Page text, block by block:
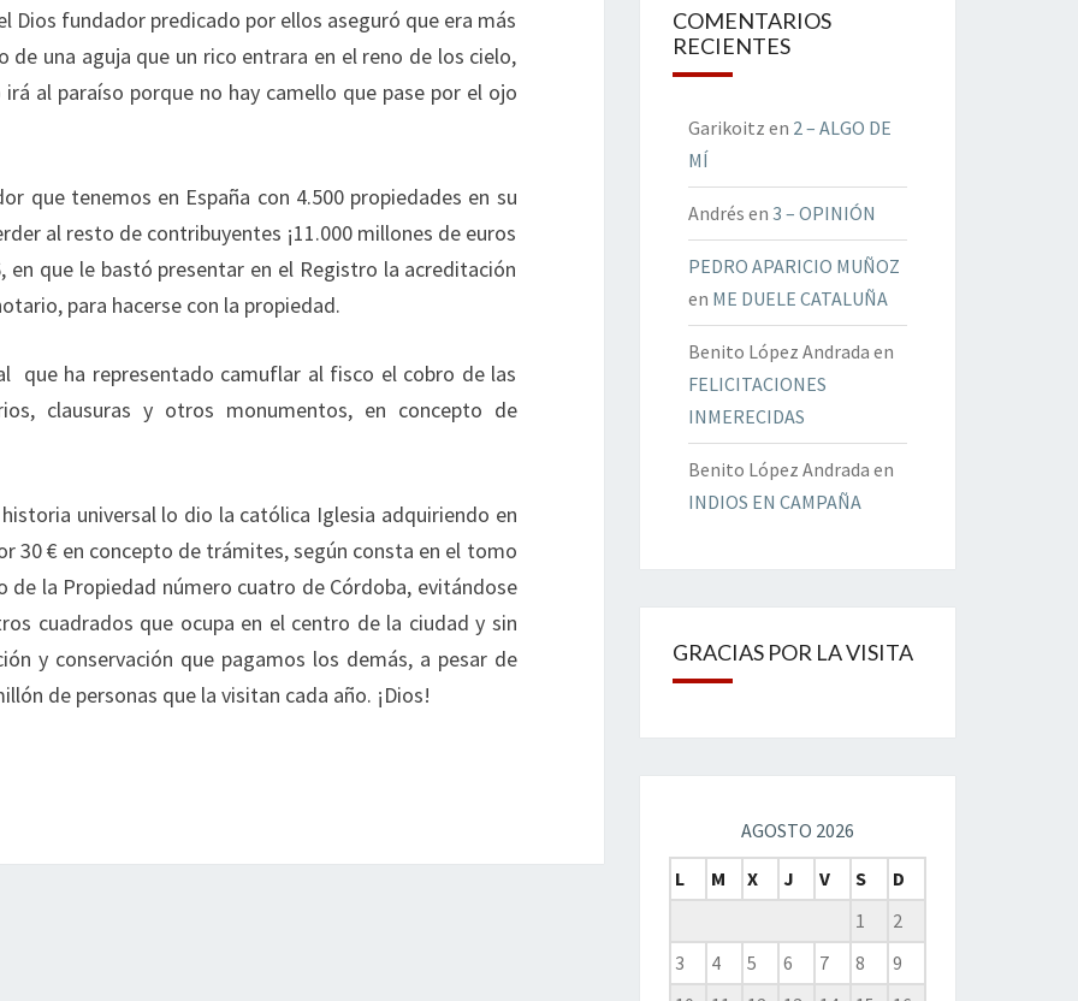
Dios fundador predicado por ellos aseguró que era más
de una aguja que un rico entrara en el reno de los cielo,
al paraíso porque no hay camello que pase por el ojo
que tenemos en España con 4.500 propiedades en su
al resto de contribuyentes ¡11.000 millones de euros
en que le bastó presentar en el Registro la acreditación
para hacerse con la propiedad.
que ha representado camuflar al fisco el cobro de las
clausuras y otros monumentos, en concepto de
universal lo dio la católica Iglesia adquiriendo en
30 € en concepto de trámites, según consta en el tomo
de la Propiedad número cuatro de Córdoba, evitándose
cuadrados que ocupa en el centro de la ciudad y sin
y conservación que pagamos los demás, a pesar de
de personas que la visitan cada año. ¡Dios!
COMENTARIOS
RECIENTES
Garikoitz en 2 – ALGO DE
MÍ
Andrés en 3 – OPINIÓN
PEDRO APARICIO MUÑOZ
en ME DUELE CATALUÑA
Benito López Andrada en
FELICITACIONES
INMERECIDAS
Benito López Andrada en
INDIOS EN CAMPAÑA
GRACIAS POR LA VISITA
AGOSTO 2026
L
M X J V S
D
1
2
3
4 5 6 7 8
9